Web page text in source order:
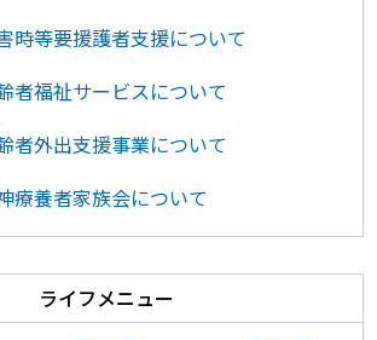
時等要援護者支援について
者福祉サービスについて
者外出支援事業について
療養者家族会について
ライフメニュー